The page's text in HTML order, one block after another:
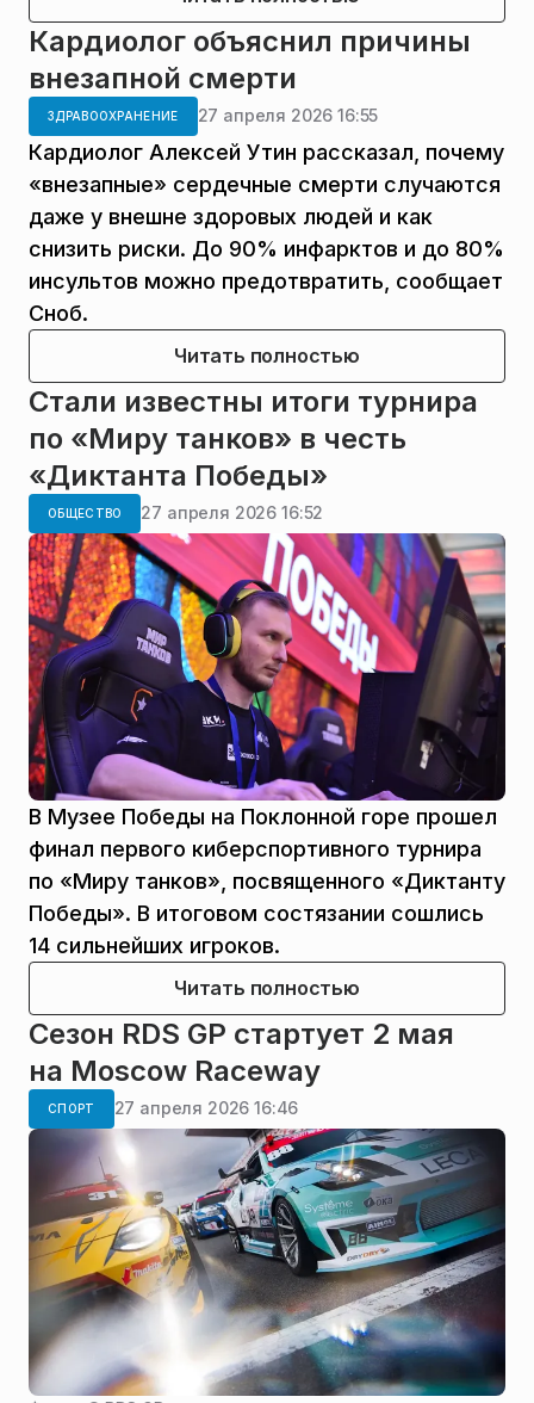
Кардиолог объяснил причины
внезапной смерти
ЗДРАВООХРАНЕНИЕ 27 апреля 2026 16:55
Кардиолог Алексей Утин рассказал, почему
«внезапные» сердечные смерти случаются
даже у внешне здоровых людей и как
снизить риски. До 90% инфарктов и до 80%
инсультов можно предотвратить, сообщает
Сноб.
Читать полностью
Стали известны итоги турнира
по «Миру танков» в честь
«Диктанта Победы»
ОБЩЕСТВО 27 апреля 2026 16:52
В Музее Победы на Поклонной горе прошел
финал первого киберспортивного турнира
по «Миру танков», посвященного «Диктанту
Победы». В итоговом состязании сошлись
14 сильнейших игроков.
Читать полностью
Сезон RDS GP стартует 2 мая
на Moscow Raceway
СПОРТ 27 апреля 2026 16:46